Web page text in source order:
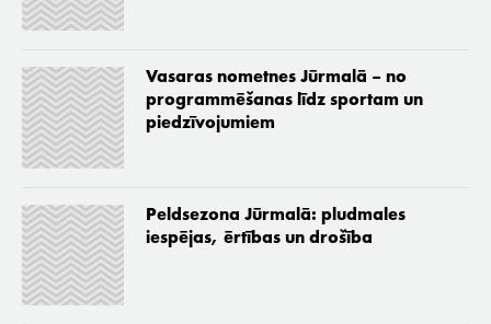
Vasaras nometnes Jūrmalā – no
programmēšanas līdz sportam un
piedzīvojumiem
Peldsezona Jūrmalā: pludmales
iespējas, ērtības un drošība